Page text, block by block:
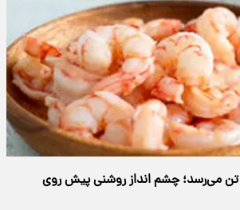
به ۳۰ هزار تن می‌رسد؛ چشم انداز روشنی پیش روی